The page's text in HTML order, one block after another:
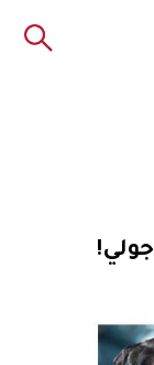
جولي!